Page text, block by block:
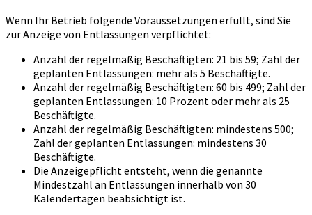
Wenn Ihr Betrieb folgende Voraussetzungen erfüllt, sind Sie
zur Anzeige von Entlassungen verpflichtet:
Anzahl der regelmäßig Beschäftigten: 21 bis 59; Zahl der
geplanten Entlassungen: mehr als 5 Beschäftigte.
Anzahl der regelmäßig Beschäftigten: 60 bis 499; Zahl der
geplanten Entlassungen: 10 Prozent oder mehr als 25
Beschäftigte.
Anzahl der regelmäßig Beschäftigten: mindestens 500;
Zahl der geplanten Entlassungen: mindestens 30
Beschäftigte.
Die Anzeigepflicht entsteht, wenn die genannte
Mindestzahl an Entlassungen innerhalb von 30
Kalendertagen beabsichtigt ist.